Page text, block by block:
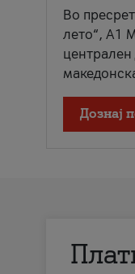
Во
лето“, А1
централен
Дознај